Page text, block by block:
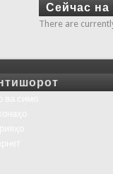
Сейчас на
There are